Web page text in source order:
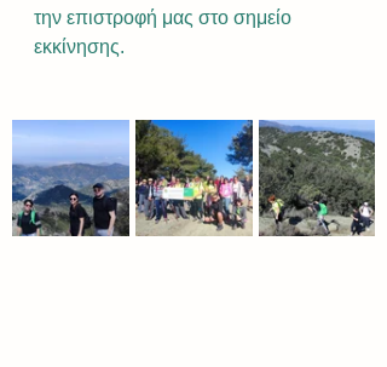
την επιστροφή μας στο σημείο
εκκίνησης.